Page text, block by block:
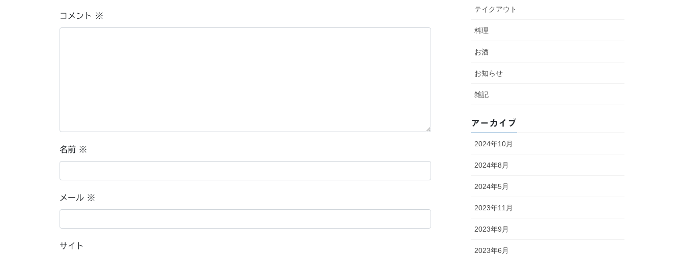
コメント ※
名前 ※
メール ※
サイト
テイクアウト
料理
お酒
お知らせ
雑記
アーカイブ
2024年10月
2024年8月
2024年5月
2023年11月
2023年9月
2023年6月